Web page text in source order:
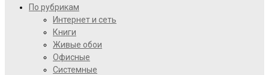
По рубрикам
Интернет и сеть
Книги
Живые обои
Офисные
Системные